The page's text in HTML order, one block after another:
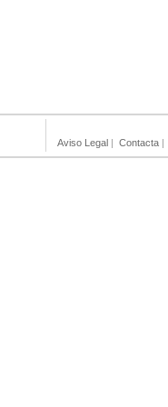
Aviso Legal | Contacta |